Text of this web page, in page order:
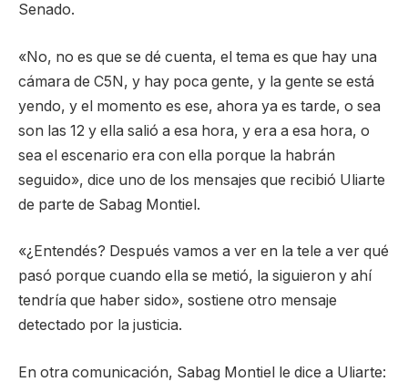
Senado.
«No, no es que se dé cuenta, el tema es que hay una
cámara de C5N, y hay poca gente, y la gente se está
yendo, y el momento es ese, ahora ya es tarde, o sea
son las 12 y ella salió a esa hora, y era a esa hora, o
sea el escenario era con ella porque la habrán
seguido», dice uno de los mensajes que recibió Uliarte
de parte de Sabag Montiel.
«¿Entendés? Después vamos a ver en la tele a ver qué
pasó porque cuando ella se metió, la siguieron y ahí
tendría que haber sido», sostiene otro mensaje
detectado por la justicia.
En otra comunicación, Sabag Montiel le dice a Uliarte: